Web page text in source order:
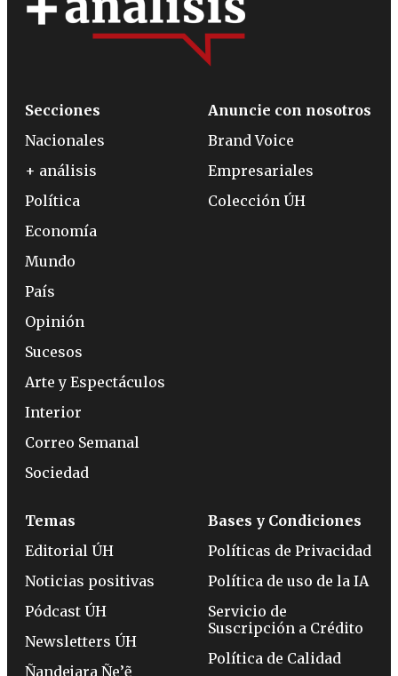
Secciones
Nacionales
+ análisis
Política
Economía
Mundo
País
Opinión
Sucesos
Arte y Espectáculos
Interior
Correo Semanal
Sociedad
Anuncie con nosotros
Brand Voice
Empresariales
Colección ÚH
Temas
Editorial ÚH
Noticias positivas
Pódcast ÚH
Newsletters ÚH
Ñandejara Ñe’ẽ
Bases y Condiciones
Políticas de Privacidad
Política de uso de la IA
Servicio de
Suscripción a Crédito
Política de Calidad